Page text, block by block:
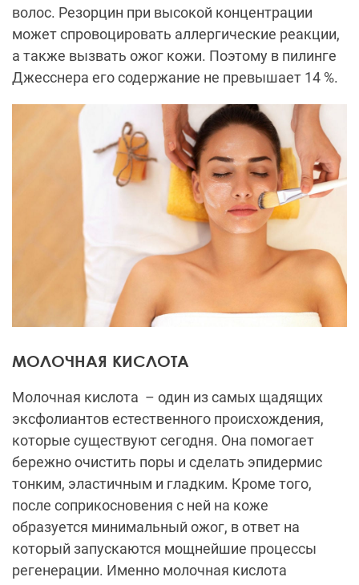
волос. Резорцин при высокой концентрации
может спровоцировать аллергические реакции,
а также вызвать ожог кожи. Поэтому в пилинге
Джесснера его содержание не превышает 14 %.
МОЛОЧНАЯ КИСЛОТА
Молочная кислота – один из самых щадящих
эксфолиантов естественного происхождения,
которые существуют сегодня. Она помогает
бережно очистить поры и сделать эпидермис
тонким, эластичным и гладким. Кроме того,
после соприкосновения с ней на коже
образуется минимальный ожог, в ответ на
который запускаются мощнейшие процессы
регенерации. Именно молочная кислота